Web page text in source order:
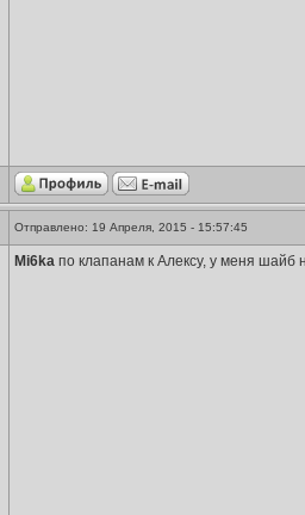
Отправлено: 19 Апреля, 2015 - 15:57:45
Mi6kaпо клапанам к Алексу, у меня шайб